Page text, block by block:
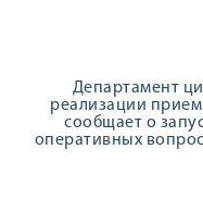
Департамент
реализации
сообщает о
оперативных